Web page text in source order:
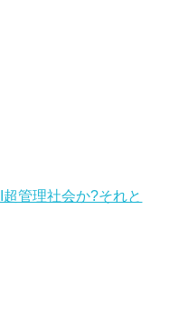
管理社会か?それと